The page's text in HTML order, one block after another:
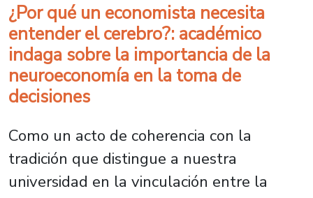
¿Por qué un economista necesita
entender el cerebro?: académico
indaga sobre la importancia de la
neuroeconomía en la toma de
decisiones
Como un acto de coherencia con la
tradición que distingue a nuestra
universidad en la vinculación entre la